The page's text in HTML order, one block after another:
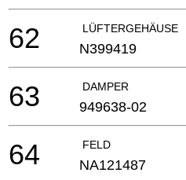
LÜFTERGEHÄUSE
62 N399419
DAMPER
63 949638-02
FELD
64 NA121487